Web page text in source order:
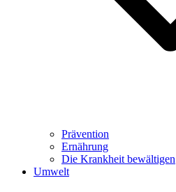
Prävention
Ernährung
Die Krankheit bewältigen
Umwelt